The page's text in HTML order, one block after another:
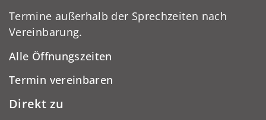
Termine außerhalb der Sprechzeiten nach
Vereinbarung.
Alle Öffnungszeiten
Termin vereinbaren
Direkt zu